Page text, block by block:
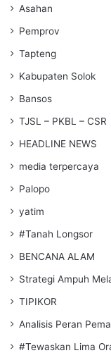
Asahan
Pemprov
Tapteng
Kabupaten Solok
Bansos
TJSL – PKBL – CSR
HEADLINE NEWS
media terpercaya
Palopo
yatim
#Tanah Longsor
BENCANA ALAM
Strategi Ampuh
TIPIKOR
Analisis Peran
#Tewaskan Lima